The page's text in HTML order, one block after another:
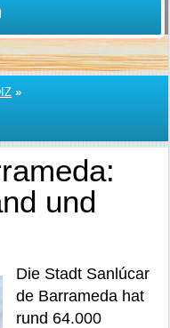
»
und
Die Stadt Sanlúcar
de Barrameda hat
rund 64.000